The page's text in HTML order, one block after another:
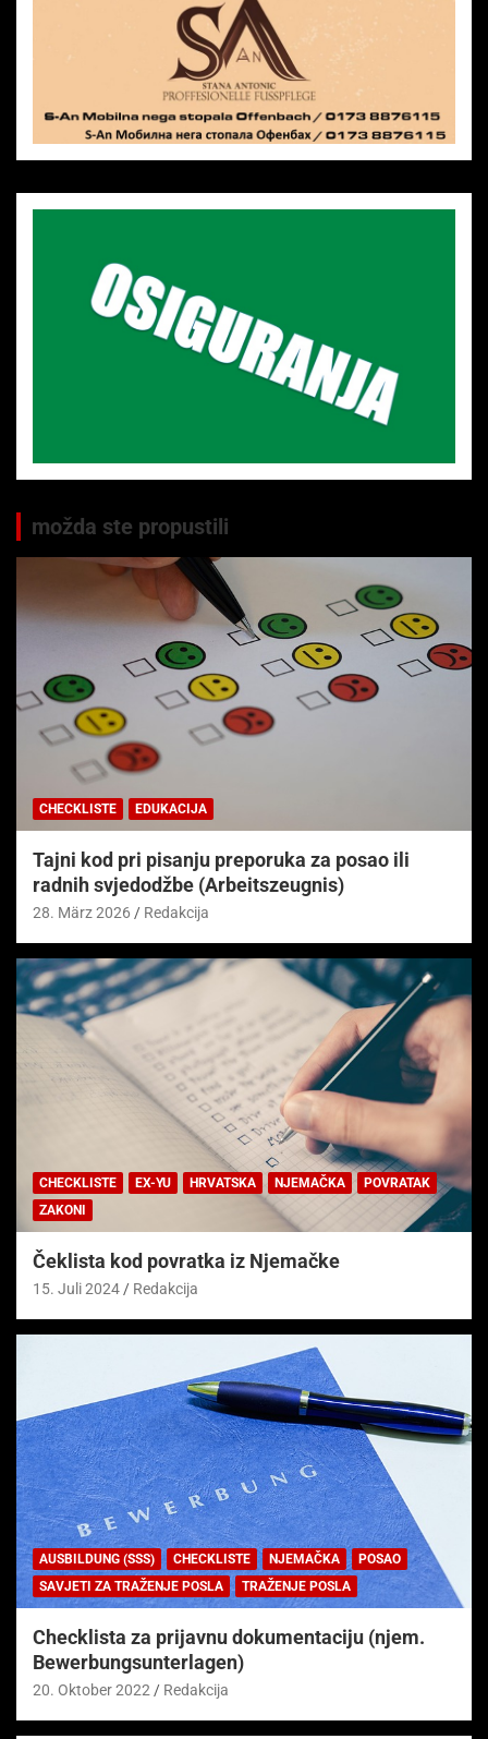
možda ste propustili
CHECKLISTE EDUKACIJA
Tajni kod pri pisanju preporuka za posao ili
radnih svjedodžbe (Arbeitszeugnis)
28. März 2026 Redakcija
CHECKLISTE EX-YU HRVATSKA NJEMAČKA
POVRATAK
ZAKONI
Čeklista kod povratka iz Njemačke
15. Juli 2024 Redakcija
AUSBILDUNG (SSS) CHECKLISTE NJEMAČKA
POSAO
SAVJETI ZA TRAŽENJE POSLA
TRAŽENJE POSLA
Checklista za prijavnu dokumentaciju (njem.
Bewerbungsunterlagen)
20. Oktober 2022 Redakcija